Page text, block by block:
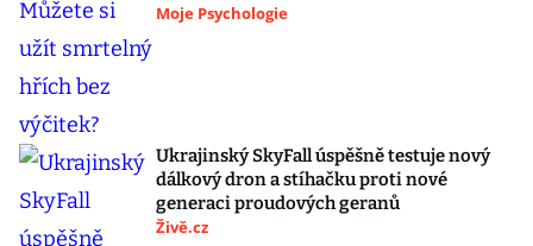
Moje Psychologie
Ukrajinský SkyFall úspěšně testuje nový
dálkový dron a stíhačku proti nové
generaci proudových geranů
Živě.cz